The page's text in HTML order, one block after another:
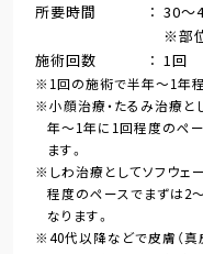
所要時間
30～
※部
施術回数
1回
1回の施術で半年～1年
小顔治療・たるみ治療と
年～1年に1回程度のペ
ます。
しわ治療としてソフウェ
程度のペースでまずは2
なります。
40代以降などで皮膚（